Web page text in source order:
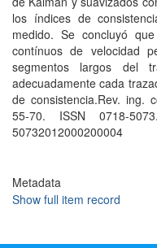
los índices de
medido. Se concluyó
contínuos de velocidad
segmentos largos del
adecuadamente cada
de consistencia.Rev. ing.
55-70. ISSN 0718-
50732012000200004
Metadata
Show full item record